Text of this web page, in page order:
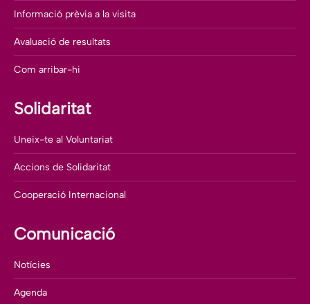
Informació prèvia a la visita
Avaluació de resultats
Com arribar-hi
Solidaritat
Uneix-te al Voluntariat
Accions de Solidaritat
Cooperació Internacional
Comunicació
Notícies
Agenda